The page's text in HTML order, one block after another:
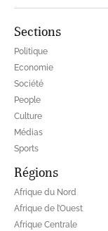
Sections
Politique
Economie
Société
People
Culture
Médias
Sports
Régions
Afrique du Nord
Afrique de l’Ouest
Afrique Centrale